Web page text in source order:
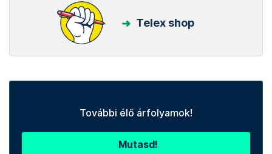
Telex shop
További élő árfolyamok!
Mutasd!